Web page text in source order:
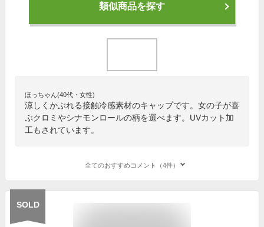
類似商品を探す
ほっちゃん(40代・女性)
涼しくかぶれる接触冷感素材のキャップです。女の子が喜
ぶクロミやシナモンロールの柄を選べます。UVカット加
工もされています。
全てのおすすめコメント（4件）
SOLD